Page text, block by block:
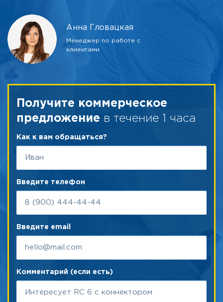
Анна Гловацкая
Менеджер по работе с
клиентами
Получите коммерческое
предложение в течение 1 часа
Как к вам обращаться?
Введите телефон
Введите email
Комментарий (если есть)